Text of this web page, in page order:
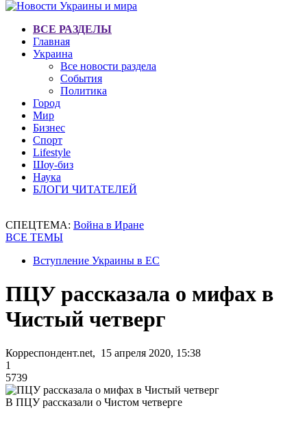
ВСЕ РАЗДЕЛЫ
Главная
Украина
Все новости раздела
События
Политика
Город
Мир
Бизнес
Спорт
Lifestyle
Шоу-биз
Наука
БЛОГИ ЧИТАТЕЛЕЙ
СПЕЦТЕМА: Война в Иране
ВСЕ ТЕМЫ
Вступление Украины в ЕС
ПЦУ рассказала о мифах в
Чистый четверг
Корреспондент.net, 15 апреля 2020, 15:38
1
5739
В ПЦУ рассказали о Чистом четверге